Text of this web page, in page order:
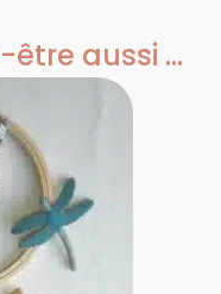
aussi ...